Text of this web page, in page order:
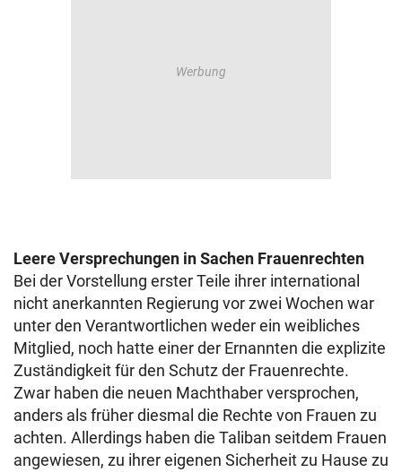
Leere Versprechungen in Sachen Frauenrechten
Bei der Vorstellung erster Teile ihrer international
nicht anerkannten Regierung vor zwei Wochen war
unter den Verantwortlichen weder ein weibliches
Mitglied, noch hatte einer der Ernannten die explizite
Zuständigkeit für den Schutz der Frauenrechte.
Zwar haben die neuen Machthaber versprochen,
anders als früher diesmal die Rechte von Frauen zu
achten. Allerdings haben die Taliban seitdem Frauen
angewiesen, zu ihrer eigenen Sicherheit zu Hause zu